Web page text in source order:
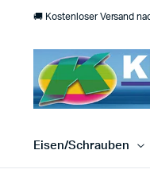
🚚 Kostenloser Versand
Eisen/Schrauben